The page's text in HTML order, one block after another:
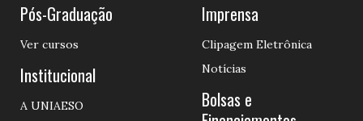
Pós-Graduação
Ver cursos
Institucional
A UNIAESO
Imprensa
Clipagem Eletrônica
Notícias
Bolsas e